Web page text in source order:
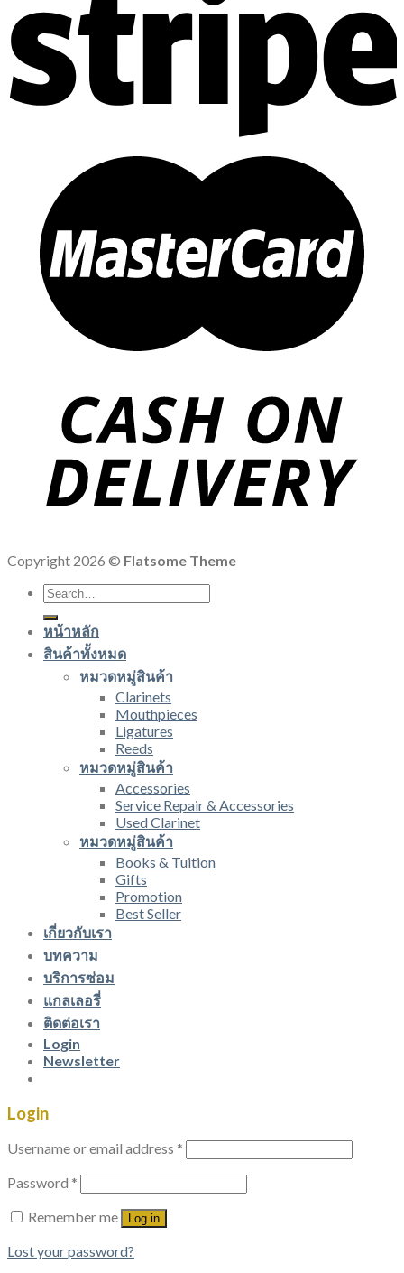
Copyright 2026 © Flatsome Theme
Search
for:
หน้าหลัก
สินค้าทั้งหมด
หมวดหมู่สินค้า
Clarinets
Mouthpieces
Ligatures
Reeds
หมวดหมู่สินค้า
Accessories
Service Repair & Accessories
Used Clarinet
หมวดหมู่สินค้า
Books & Tuition
Gifts
Promotion
Best Seller
เกี่ยวกับเรา
บทความ
บริการซ่อม
แกลเลอรี่
ติดต่อเรา
Login
Newsletter
Login
Username or email address *
Password *
Remember me
Log in
Lost your password?